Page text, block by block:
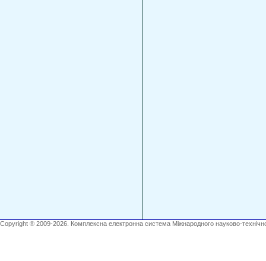
Copyright ® 2009-2026. Комплексна електронна система Міжнародного науково-